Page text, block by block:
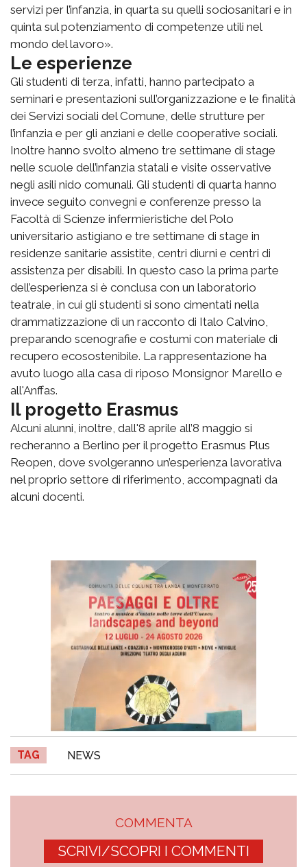
servizi per l’infanzia, in quarta su quelli sociosanitari e in
quinta sul potenziamento di competenze utili nel
mondo del lavoro».
Le esperienze
Gli studenti di terza, infatti, hanno partecipato a
seminari e presentazioni sull’organizzazione e le finalità
dei Servizi sociali del Comune, delle strutture per
l’infanzia e per gli anziani e delle cooperative sociali.
Inoltre hanno svolto almeno tre settimane di stage
nelle scuole dell’infanzia statali e visite osservative
negli asili nido comunali. Gli studenti di quarta hanno
invece seguito convegni e conferenze presso la
Facoltà di Scienze infermieristiche del Polo
universitario astigiano e tre settimane di stage in
residenze sanitarie assistite, centri diurni e centri di
assistenza per disabili. In questo caso la prima parte
dell’esperienza si è conclusa con un laboratorio
teatrale, in cui gli studenti si sono cimentati nella
drammatizzazione di un racconto di Italo Calvino,
preparando scenografie e costumi con materiale di
recupero ecosostenibile. La rappresentazione ha
avuto luogo alla casa di riposo Monsignor Marello e
all'Anffas.
Il progetto Erasmus
Alcuni alunni, inoltre, dall'8 aprile all’8 maggio si
recheranno a Berlino per il progetto Erasmus Plus
Reopen, dove svolgeranno un’esperienza lavorativa
nel proprio settore di riferimento, accompagnati da
alcuni docenti.
TAG NEWS
COMMENTA
SCRIVI/SCOPRI I COMMENTI